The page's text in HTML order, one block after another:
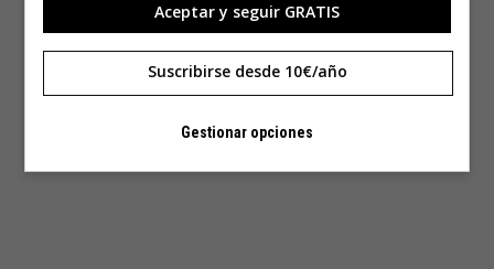
Aceptar y seguir GRATIS
Suscribirse desde 10€/año
Gestionar opciones